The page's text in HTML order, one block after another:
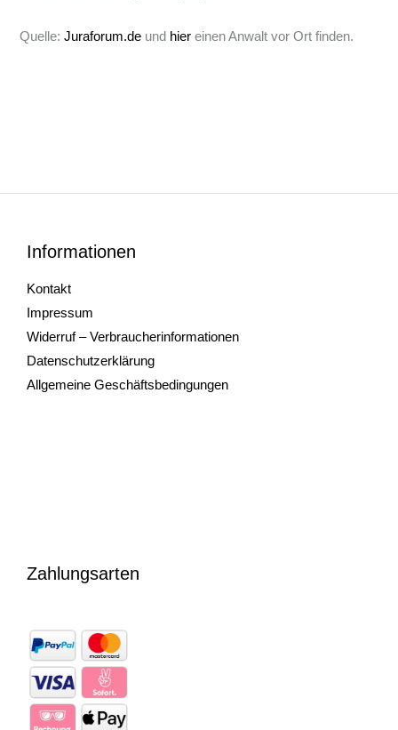
Quelle:Juraforum.de und hier einen Anwalt vor Ort finden.
Informationen
Kontakt
Impressum
Widerruf – Verbraucherinformationen
Datenschutzerklärung
Allgemeine Geschäftsbedingungen
Zahlungsarten